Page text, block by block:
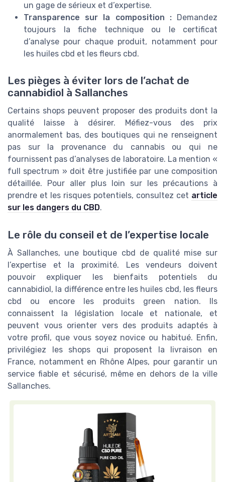
un gage de sérieux et d’expertise.
Transparence sur la composition :Demandez
toujours la fiche technique ou le certificat
d’analyse pour chaque produit, notamment pour
les huiles cbd et les fleurs cbd.
Les pièges à éviter lors de l’achat de
cannabidiol à Sallanches
Certains shops peuvent proposer des produits dont la
qualité laisse à désirer. Méfiez-vous des prix
anormalement bas, des boutiques qui ne renseignent
pas sur la provenance du cannabis ou qui ne
fournissent pas d’analyses de laboratoire. La mention «
full spectrum » doit être justifiée par une composition
détaillée. Pour aller plus loin sur les précautions à
prendre et les risques potentiels, consultez cet article
sur les dangers du CBD.
Le rôle du conseil et de l’expertise locale
À Sallanches, une boutique cbd de qualité mise sur
l’expertise et la proximité. Les vendeurs doivent
pouvoir expliquer les bienfaits potentiels du
cannabidiol, la différence entre les huiles cbd, les fleurs
cbd ou encore les produits green nation. Ils
connaissent la législation locale et nationale, et
peuvent vous orienter vers des produits adaptés à
votre profil, que vous soyez novice ou habitué. Enfin,
privilégiez les shops qui proposent la livraison en
France, notamment en Rhône Alpes, pour garantir un
service fiable et sécurisé, même en dehors de la ville
Sallanches.